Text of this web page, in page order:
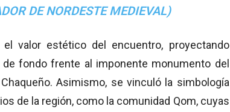
DE NORDESTE MEDIEVAL)
valor estético del encuentro, proyectando
fondo frente al imponente monumento del
Asimismo, se vinculó la simbología
de la región, como la comunidad Qom, cuyas